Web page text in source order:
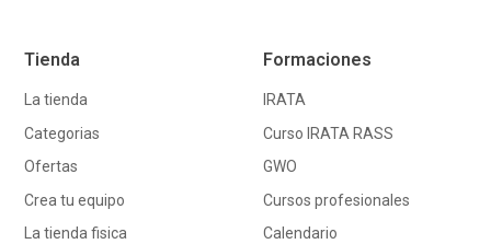
Tienda
La tienda
Categorias
Ofertas
Crea tu equipo
La tienda fisica
Formaciones
IRATA
Curso IRATA RASS
GWO
Cursos profesionales
Calendario